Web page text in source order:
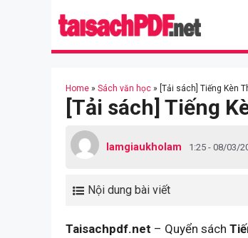
Home » Sách văn học » [Tải sách] Tiếng Kèn
[Tải sách] Tiếng
lamgiaukholam 1:25 - 08/03/
Nội dung bài viết
Taisachpdf.net – Quyển sách